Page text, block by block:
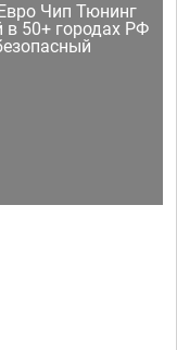
Чип Тюнинг
в 50+ городах РФ